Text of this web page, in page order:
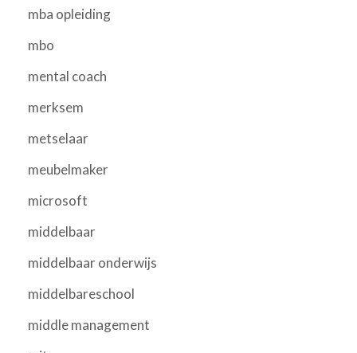
mba opleiding
mbo
mental coach
merksem
metselaar
meubelmaker
microsoft
middelbaar
middelbaar onderwijs
middelbareschool
middle management